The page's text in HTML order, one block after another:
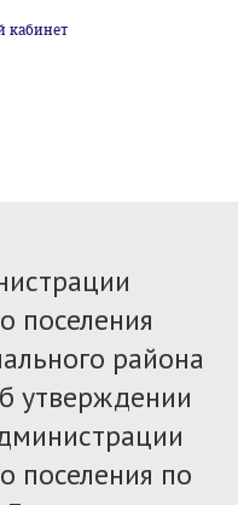
кабинет
поселения
района
утверждении
поселения по